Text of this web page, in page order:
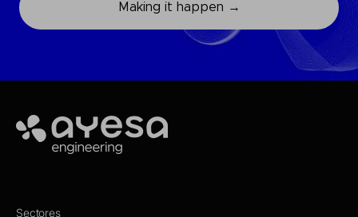
Making it happen →
Ayesa
Sectores